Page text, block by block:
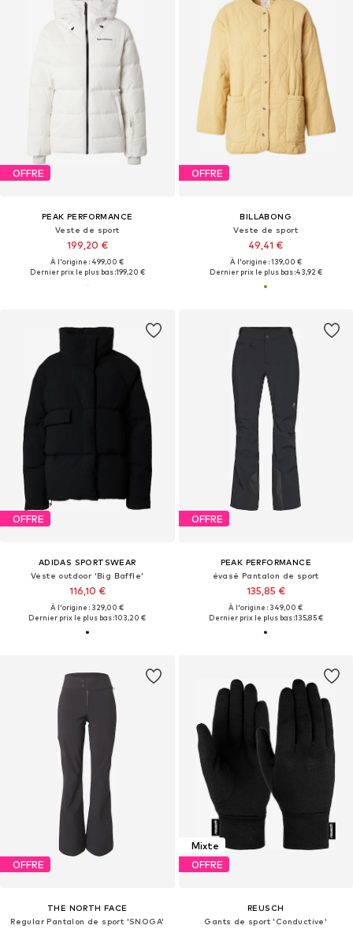
OFFRE
PEAK PERFORMANCE
Veste de sport
199,20 €
À l'origine : 499,00 €
Dernier prix le plus bas :199,20 €
OFFRE
BILLABONG
Veste de sport
49,41 €
À l'origine : 139,00 €
Dernier prix le plus bas :43,92 €
OFFRE
ADIDAS SPORTSWEAR
Veste outdoor 'Big Baffle'
116,10 €
À l'origine : 329,00 €
Dernier prix le plus bas :103,20 €
OFFRE
PEAK PERFORMANCE
évasé Pantalon de sport
135,85 €
À l'origine : 349,00 €
Dernier prix le plus bas :135,85 €
OFFRE
THE NORTH FACE
Regular Pantalon de sport 'SNOGA'
Mixte
OFFRE
REUSCH
Gants de sport 'Conductive'